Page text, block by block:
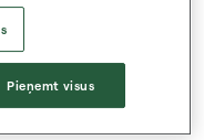
pakalpojumus visā
Pieņemt visus